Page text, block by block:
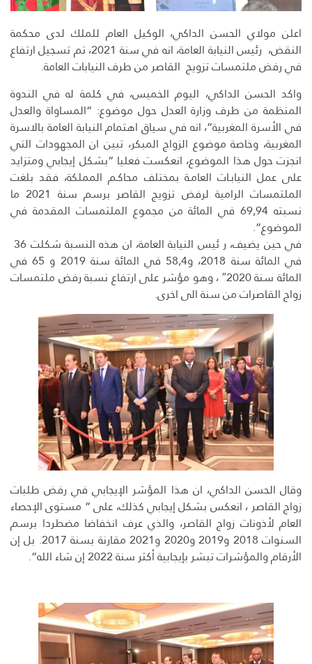
اعلن مولاي الحسن الداكي، الوكيل العام للملك لدى محكمة
النقض، رئيس النيابة العامة، انه في سنة 2021، تم تسجيل ارتفاع
في رفض ملتمسات تزويج القاصر من طرف النيابات العامة.
واكد الحسن الداكي، اليوم الخميس، في كلمة له في الندوة
المنظمة من طرف وزارة العدل حول موضوع: “المساواة والعدل
في الأسرة المغربية”، انه في سياق اهتمام النيابة العامة بالاسرة
المغربية، وخاصة موضوع الزواج المبكر، تبين ان المجهودات التي
انجزت حول هذا الموضوع، انعكست فعليا “بشكل إيجابي ومتزايد
على عمل النيابـات العامـة بمختلف محاكـم المملكة، فقد بلغت
الملتمسات الرامية لرفض تزويج القاصر برسم سنة 2021 ما
نسبته 69,94 في المائة من مجموع الملتمسات المقدمة في
الموضوع”.
في المائة سنة 2018، و58,4 في المائة سنة 2019 و 65 في
المائة سنة 2020″ ، وهو مؤشر على ارتفاع نسبة رفض ملتمسات
زواج القاصرات من سنة الى اخرى.
وقال الحسن الداكي، ان هذا المؤشر الإيجابي في رفض طلبات
زواج القاصر ، انعكس بشكل إيجابي كذلك، على ” مستوى الإحصاء
العام لأذونات زواج القاصر، والذي عرف انخفاضا مضطردا برسم
السنوات 2018 و2019 و2020 و2021 مقارنة بسنة 2017. بل إن
الأرقام والمؤشرات تبشر بإيجابية أكثر سنة 2022 إن شاء الله”.